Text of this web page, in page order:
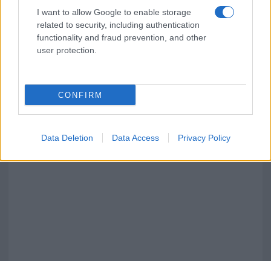
I want to allow Google to enable storage
related to security, including authentication
functionality and fraud prevention, and other
user protection.
CONFIRM
Data Deletion Data Access Privacy Policy